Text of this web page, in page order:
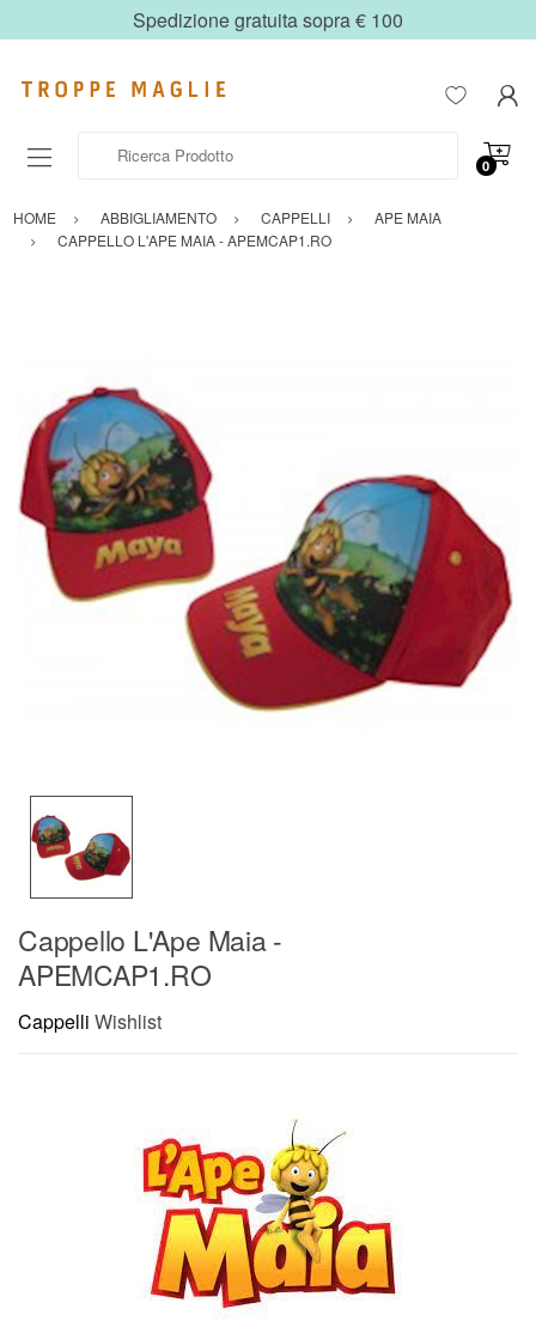
Spedizione gratuita sopra € 100
0
HOME ABBIGLIAMENTO CAPPELLI
APE MAIA
CAPPELLO L'APE MAIA - APEMCAP1.RO
Cappello L'Ape Maia -
APEMCAP1.RO
Cappelli Wishlist